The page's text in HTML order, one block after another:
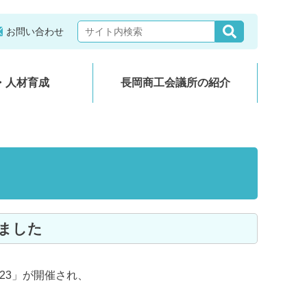
お問い合わせ
人材育成 長岡商工会議所の紹介
した
」が開催され、